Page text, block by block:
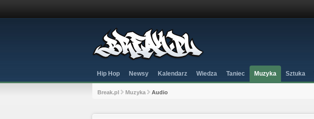
Hip Hop Newsy Kalendarz Wiedza Taniec Muzyka Sztuka
Break.pl Muzyka Audio